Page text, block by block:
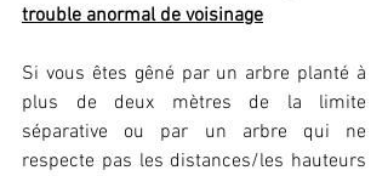
trouble anormal de voisinage
Si vous êtes gêné par un arbre planté à
plus de deux mètres de la limite
séparative ou par un arbre qui ne
respecte pas les distances/les hauteurs